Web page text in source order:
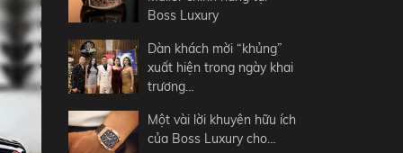
Boss Luxury
Dàn khách mời “khủng”
xuất hiện trong ngày khai
trương…
Một vài lời khuyên hữu ích
của Boss Luxury cho…